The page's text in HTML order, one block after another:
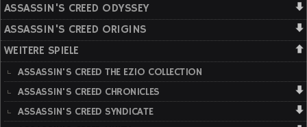
ASSASSIN'S CREED ODYSSEY
ASSASSIN'S CREED ORIGINS
WEITERE SPIELE
ASSASSIN'S CREED THE EZIO COLLECTION
ASSASSIN'S CREED CHRONICLES
ASSASSIN'S CREED SYNDICATE